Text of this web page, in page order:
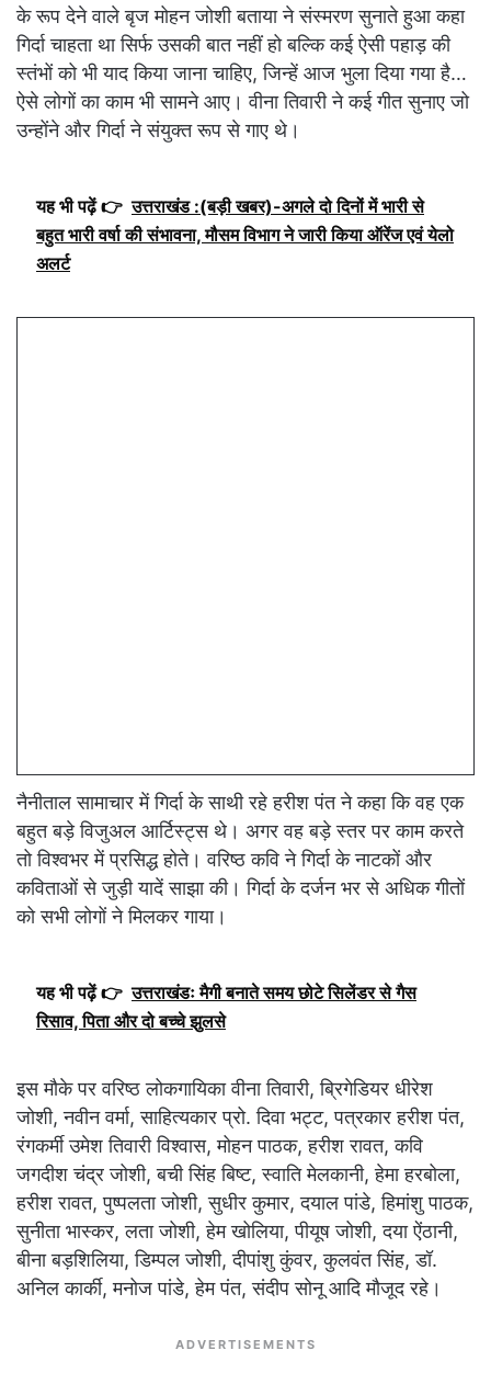
के रूप देने वाले बृज मोहन जोशी बताया ने संस्मरण सुनाते हुआ कहा
गिर्दा चाहता था सिर्फ उसकी बात नहीं हो बल्कि कई ऐसी पहाड़ की
स्तंभों को भी याद किया जाना चाहिए, जिन्हें आज भुला दिया गया है…
ऐसे लोगों का काम भी सामने आए। वीना तिवारी ने कई गीत सुनाए जो
उन्होंने और गिर्दा ने संयुक्त रूप से गाए थे।
यह भी पढ़ें 👉 उत्तराखंड :(बड़ी खबर)-अगले दो दिनों में भारी से
बहुत भारी वर्षा की संभावना, मौसम विभाग ने जारी किया ऑरेंज एवं येलो
अलर्ट
नैनीताल सामाचार में गिर्दा के साथी रहे हरीश पंत ने कहा कि वह एक
बहुत बड़े विजुअल आर्टिस्ट्स थे। अगर वह बड़े स्तर पर काम करते
तो विश्वभर में प्रसिद्ध होते। वरिष्ठ कवि ने गिर्दा के नाटकों और
कविताओं से जुड़ी यादें साझा की। गिर्दा के दर्जन भर से अधिक गीतों
को सभी लोगों ने मिलकर गाया।
यह भी पढ़ें 👉 उत्तराखंडः मैगी बनाते समय छोटे सिलेंडर से गैस
रिसाव, पिता और दो बच्चे झुलसे
इस मौके पर वरिष्ठ लोकगायिका वीना तिवारी, ब्रिगेडियर धीरेश
जोशी, नवीन वर्मा, साहित्यकार प्रो. दिवा भट्ट, पत्रकार हरीश पंत,
रंगकर्मी उमेश तिवारी विश्वास, मोहन पाठक, हरीश रावत, कवि
जगदीश चंद्र जोशी, बची सिंह बिष्ट, स्वाति मेलकानी, हेमा हरबोला,
हरीश रावत, पुष्पलता जोशी, सुधीर कुमार, दयाल पांडे, हिमांशु पाठक,
सुनीता भास्कर, लता जोशी, हेम खोलिया, पीयूष जोशी, दया ऐंठानी,
बीना बड़शिलिया, डिम्पल जोशी, दीपांशु कुंवर, कुलवंत सिंह, डॉ.
अनिल कार्की, मनोज पांडे, हेम पंत, संदीप सोनू आदि मौजूद रहे।
ADVERTISEMENTS